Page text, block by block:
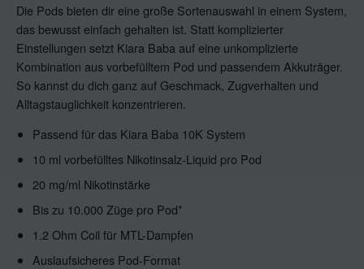
Die Pods bieten dir eine große Sortenauswahl in einem System,
das bewusst einfach gehalten ist. Statt komplizierter
Einstellungen setzt Kiara Baba auf eine unkomplizierte
Kombination aus vorbefülltem Pod und passendem Akkuträger.
So kannst du dich ganz auf Geschmack, Zugverhalten und
Alltagstauglichkeit konzentrieren.
Passend für das Kiara Baba 10K System
10 ml vorbefülltes Nikotinsalz-Liquid pro Pod
20 mg/ml Nikotinstärke
Bis zu 10.000 Züge pro Pod*
1.2 Ohm Coil für MTL-Dampfen
Auslaufsicheres Pod-Format